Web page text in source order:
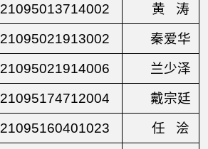
21095013714002 黄
涛
21095021913002
秦爱华
21095021914006
兰少泽
21095174712004
戴宗廷
21095160401023 任
浍